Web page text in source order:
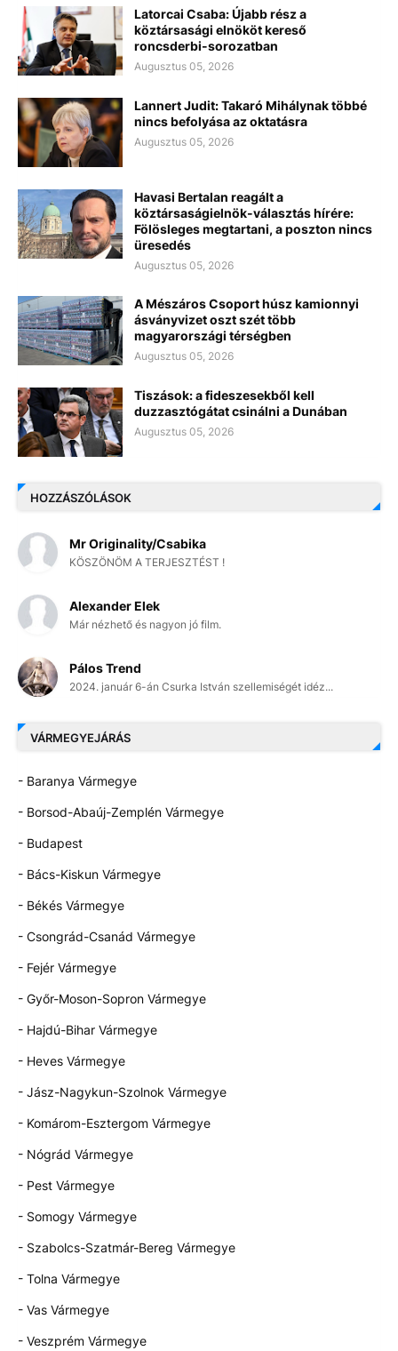
Latorcai Csaba: Újabb rész a
köztársasági elnököt kereső
roncsderbi-sorozatban
Augusztus 05, 2026
Lannert Judit: Takaró Mihálynak többé
nincs befolyása az oktatásra
Augusztus 05, 2026
Havasi Bertalan reagált a
köztársaságielnök-választás hírére:
Fölösleges megtartani, a poszton nincs
üresedés
Augusztus 05, 2026
A Mészáros Csoport húsz kamionnyi
ásványvizet oszt szét több
magyarországi térségben
Augusztus 05, 2026
Tiszások: a fideszesekből kell
duzzasztógátat csinálni a Dunában
Augusztus 05, 2026
HOZZÁSZÓLÁSOK
Mr Originality/Csabika
KÖSZÖNÖM A TERJESZTÉST !
Alexander Elek
Már nézhető és nagyon jó film.
Pálos Trend
2024. január 6-án Csurka István szellemiségét idéz...
VÁRMEGYEJÁRÁS
- Baranya Vármegye
- Borsod-Abaúj-Zemplén Vármegye
- Budapest
- Bács-Kiskun Vármegye
- Békés Vármegye
- Csongrád-Csanád Vármegye
- Fejér Vármegye
- Győr-Moson-Sopron Vármegye
- Hajdú-Bihar Vármegye
- Heves Vármegye
- Jász-Nagykun-Szolnok Vármegye
- Komárom-Esztergom Vármegye
- Nógrád Vármegye
- Pest Vármegye
- Somogy Vármegye
- Szabolcs-Szatmár-Bereg Vármegye
- Tolna Vármegye
- Vas Vármegye
- Veszprém Vármegye